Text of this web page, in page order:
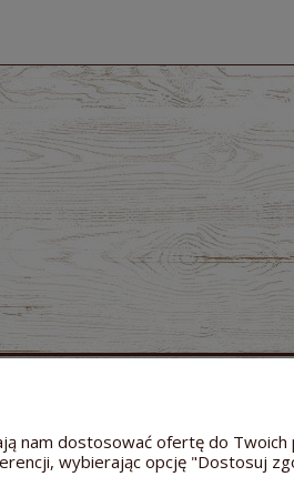
Reklamacja towaru
Bezpieczeństwo dostawy
nam dostosować ofertę do
wybierając opcję "Dostosuj